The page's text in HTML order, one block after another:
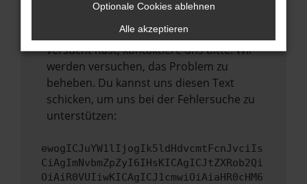
Wende dich an den Webseitenbetreiber.
Wenn du alle oben genannten Schritte
versucht hast, kontaktiere uns bitte. Wir
werden versuchen, das Problem zu
beheben. Du kannst uns diesen Text
schicken, um uns bei der Fehlersuche zu
unterstützen:
ewogICJuYW1lIjogIk5ldHdvcmtFcnJvciIs
CiAgImNvbmZpZyI6IHsKICAgICJtZXRob2Qi
OiAiR0VUIiwKICAgICJ1cmwiOiAiaHR0cHM6
Optionale Cookies ablehnen
Alle akzeptieren